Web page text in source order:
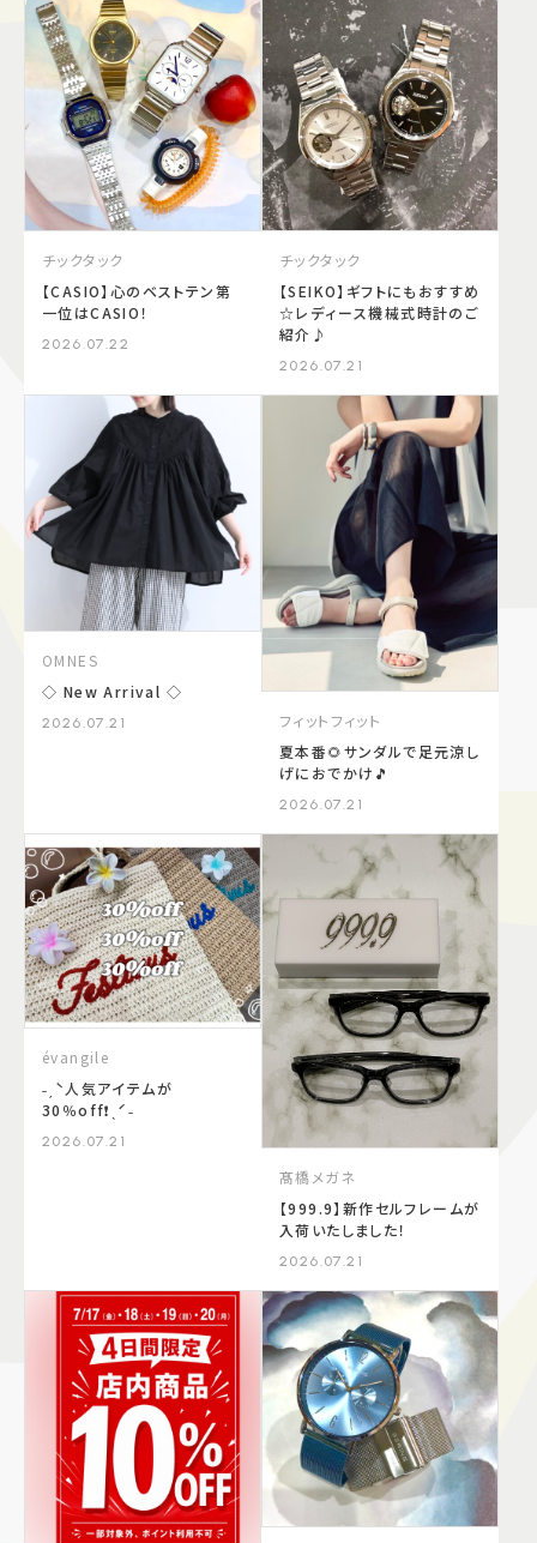
チックタック
【CASIO】心のベストテン第
一位はCASIO！
2026.07.22
チックタック
【SEIKO】ギフトにもおすすめ
☆レディース機械式時計のご
紹介♪
2026.07.21
OMNES
◇ New Arrival ◇
2026.07.21
フィットフィット
夏本番🌻サンダルで足元涼し
げにおでかけ🎵
2026.07.21
évangile
˗ˏˋ人気アイテムが
30％off❗️ˎˊ˗
2026.07.21
髙橋メガネ
【999.9】新作セルフレームが
入荷いたしました！
2026.07.21